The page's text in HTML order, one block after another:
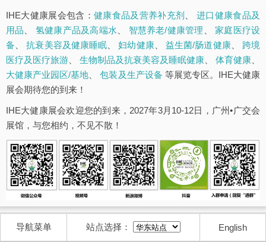
IHE大健康展会包含： 健康食品及营养补充剂 、进口健康食品及
用品
氢健康产品及高端水 智慧养老/健康管理 、家庭医疗设
备 、抗衰美容及健康睡眠 、妇幼健康、 益生菌/肠道健康、 跨境
医疗及医疗旅游
生物制品及抗衰美容及睡眠健康 体育健康
大健康产业园区/基地 、包装及生产设备 等展览专区。IHE大健康
展会期待您的到来！
IHE大健康展会欢迎您的到来，2027年3月10-12日，广州•广交会
展馆，与您相约，不见不散！
导航菜单 站点选择： English